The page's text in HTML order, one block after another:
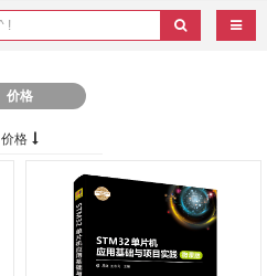
导航
价格
价格